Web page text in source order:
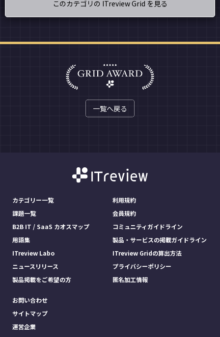
このカテゴリの ITreview Grid を見る
一覧へ戻る
カテゴリー一覧
課題一覧
B2B IT / SaaS カオスマップ
用語集
ITreview Labo
ニュースリリース
製品掲載をご希望の方
利用規約
会員規約
コミュニティガイドライン
製品・サービスの掲載ガイドライン
ITreview Gridの算出方法
プライバシーポリシー
匿名加工情報
お問い合わせ
サイトマップ
運営企業